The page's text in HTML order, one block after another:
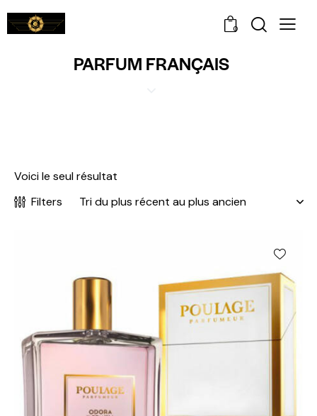
0
PARFUM FRANÇAIS
Voici le seul résultat
Filters